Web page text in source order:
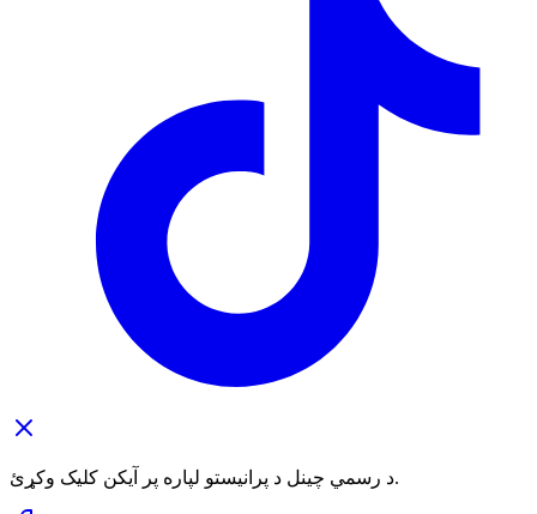
د رسمي چینل د پرانیستو لپاره پر آیکن کلیک وکړئ.